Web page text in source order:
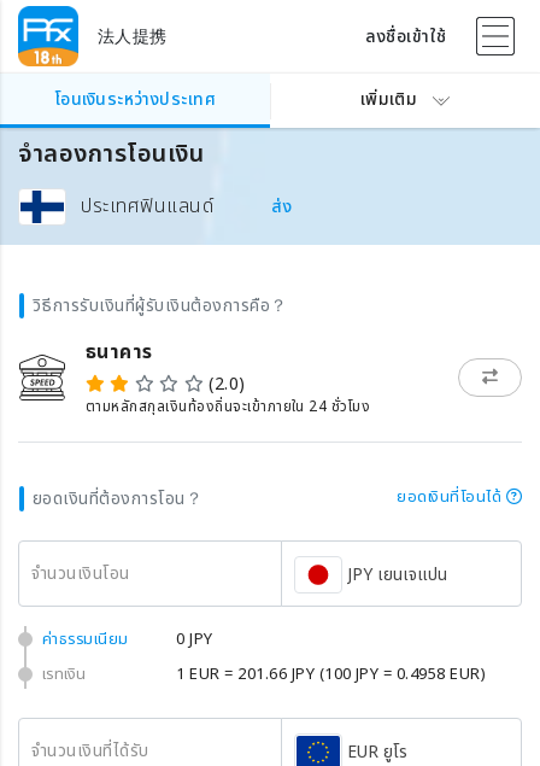
法人提携 ลงชื่อเข้าใช้
โอนเงินระหว่างประเทศ เพิ่มเติม
จำลองการโอนเงิน
ประเทศฟินแลนด์ ส่ง
วิธีการรับเงินที่ผู้รับเงินต้องการคือ？
ธนาคาร
(2.0)
ตามหลักสกุลเงินท้องถิ่นจะเข้าภายใน 24 ชั่วโมง
ยอดเงินที่ต้องการโอน？ ยอดเงินที่โอนได้
จำนวนเงินโอน JPY เยนเจแปน
ค่าธรรมเนียม
0 JPY
เรทเงิน
1 EUR = 201.66 JPY (100 JPY = 0.4958 EUR)
จำนวนเงินที่ได้รับ EUR ยูโร